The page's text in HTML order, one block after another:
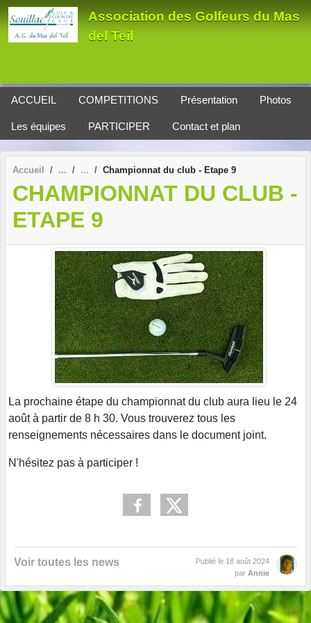
Association des Golfeurs du Mas
del Teil
ACCUEIL COMPETITIONS Présentation Photos
Les équipes PARTICIPER Contact et plan
Accueil Championnat du club - Etape 9
CHAMPIONNAT DU CLUB -
ETAPE 9
La prochaine étape du championnat du club aura lieu le 24
août à partir de 8 h 30. Vous trouverez tous les
renseignements nécessaires dans le document joint.
N'hésitez pas à participer !
Voir toutes les news Publié le 18 août 2024
par Annie
Panneau de gestion des cookies